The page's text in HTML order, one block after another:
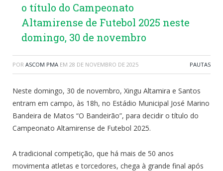
o título do Campeonato
Altamirense de Futebol 2025 neste
domingo, 30 de novembro
POR ASCOM PMA EM 28 DE NOVEMBRO DE 2025 PAUTAS
Neste domingo, 30 de novembro, Xingu Altamira e Santos
entram em campo, às 18h, no Estádio Municipal José Marino
Bandeira de Matos “O Bandeirão”, para decidir o título do
Campeonato Altamirense de Futebol 2025.
A tradicional competição, que há mais de 50 anos
movimenta atletas e torcedores, chega à grande final após